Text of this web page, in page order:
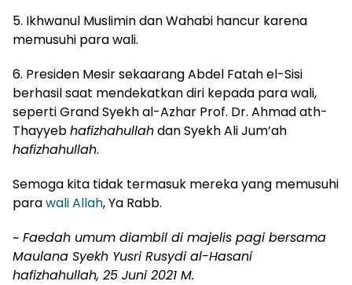
5. Ikhwanul Muslimin dan Wahabi hancur karena
memusuhi para wali.
6. Presiden Mesir sekaarang Abdel Fatah el-Sisi
berhasil saat mendekatkan diri kepada para wali,
seperti Grand Syekh al-Azhar Prof. Dr. Ahmad ath-
Thayyebhafizhahullahdan Syekh Ali Jum’ah
hafizhahullah.
Semoga kita tidak termasuk mereka yang memusuhi
parawali Allah, Ya Rabb.
~ Faedah umum diambil di majelis pagi bersama
Maulana Syekh Yusri Rusydi al-Hasani
hafizhahullah, 25 Juni 2021 M.